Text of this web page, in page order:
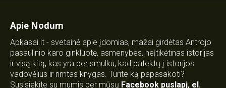
Apie Nodum
Apkasai.lt - svetainė apie įdomias, mažai girdėtas Antrojo
pasaulinio karo ginkluotę, asmenybes, neįtikėtinas istorijas
ir visą kitą, kas yra per smulku, kad patektų į istorijos
vadovėlius ir rimtas knygas. Turite ką papasakoti?
Susisiekite su mumis per mūsų Facebook puslapį, el.